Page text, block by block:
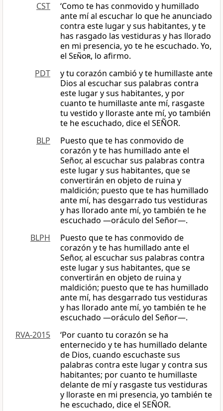
CST
‘Como te has conmovido y humillado
ante mí al escuchar lo que he anunciado
contra este lugar y sus habitantes, y te
has rasgado las vestiduras y has llorado
en mi presencia, yo te he escuchado. Yo,
el Señor, lo afirmo.
PDT
y tu corazón cambió y te humillaste ante
Dios al escuchar sus palabras contra
este lugar y sus habitantes, y por
cuanto te humillaste ante mí, rasgaste
tu vestido y lloraste ante mí, yo también
te he escuchado, dice el SEÑOR.
BLP
Puesto que te has conmovido de
corazón y te has humillado ante el
Señor, al escuchar sus palabras contra
este lugar y sus habitantes, que se
convertirán en objeto de ruina y
maldición; puesto que te has humillado
ante mí, has desgarrado tus vestiduras
y has llorado ante mí, yo también te he
escuchado —oráculo del Señor—.
BLPH
Puesto que te has conmovido de
corazón y te has humillado ante el
Señor, al escuchar sus palabras contra
este lugar y sus habitantes, que se
convertirán en objeto de ruina y
maldición; puesto que te has humillado
ante mí, has desgarrado tus vestiduras
y has llorado ante mí, yo también te he
escuchado —oráculo del Señor—.
RVA-2015
‘Por cuanto tu corazón se ha
enternecido y te has humillado delante
de Dios, cuando escuchaste sus
palabras contra este lugar y contra sus
habitantes; por cuanto te humillaste
delante de mí y rasgaste tus vestiduras
y lloraste en mi presencia, yo también te
he escuchado, dice el SEÑOR.